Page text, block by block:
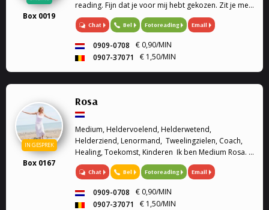
Box 0019
reading. Fijn dat je voor mij hebt gekozen. Zit je met
vragen over welke situatie dan ook in jouw leven
help ik als jarenlange ervaren medium jou graag om
Chat Bel Fotoreading Email
0909-0708
€ 0,90/MIN
0907-37071
€ 1,50/MIN
IN GESPREK
Box 0167
Rosa
Medium, Heldervoelend, Helderwetend,
Helderziend, Lenormand, Tweelingzielen, Coach,
Healing, Toekomst, Kinderen Ik ben Medium Rosa. Ik
ben heldervoelend, helderwetend en helderziend.
Graag sta ik u te woord om u verder te helpen met
Chat Bel Fotoreading Email
0909-0708
€ 0,90/MIN
0907-37071
€ 1,50/MIN